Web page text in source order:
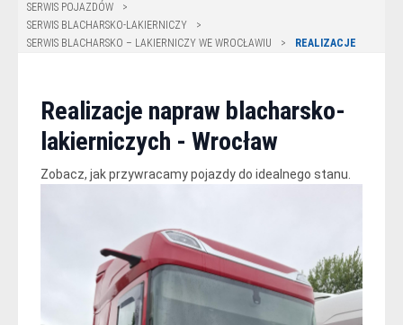
SERWIS POJAZDÓW
SERWIS BLACHARSKO-LAKIERNICZY
SERWIS BLACHARSKO – LAKIERNICZY WE WROCŁAWIU
REALIZACJE
Realizacje napraw blacharsko-
lakierniczych - Wrocław
Zobacz, jak przywracamy pojazdy do idealnego stanu.